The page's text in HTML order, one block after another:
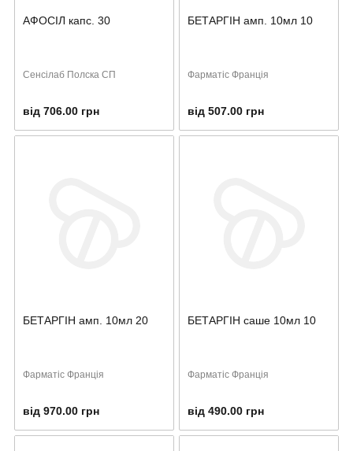
АФОСІЛ капс. 30
Сенсілаб Полска СП
від 706.00 грн
БЕТАРГІН амп. 10мл 10
Фарматіс Франція
від 507.00 грн
БЕТАРГІН амп. 10мл 20
Фарматіс Франція
від 970.00 грн
БЕТАРГІН саше 10мл 10
Фарматіс Франція
від 490.00 грн